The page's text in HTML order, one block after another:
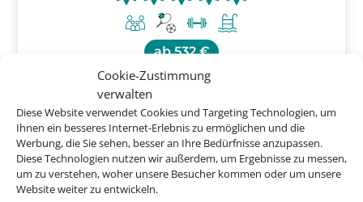
Cookie-Zustimmung
verwalten
Diese Website verwendet Cookies und Targeting Technologien, um
Ihnen ein besseres Internet-Erlebnis zu ermöglichen und die
Werbung, die Sie sehen, besser an Ihre Bedürfnisse anzupassen.
Diese Technologien nutzen wir außerdem, um Ergebnisse zu messen,
um zu verstehen, woher unsere Besucher kommen oder um unsere
Website weiter zu entwickeln.
ab 532 €
Buchen Sie jetzt Ihren